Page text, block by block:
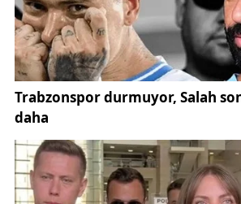
Nisan Ulusal Egemenlik ve Çocuk
kutluyorum" ifadelerini kullandı.
Program sonunda günün anısına
çektirildi ve öğrenciler Vali
etti. Etkinlikte duygu dolu anlar